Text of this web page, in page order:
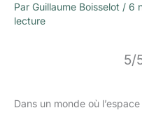
Par Guillaume Boisselot / 6
lecture
5/
Dans un monde où